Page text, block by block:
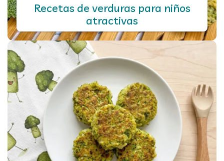
Recetas de verduras para niños
atractivas